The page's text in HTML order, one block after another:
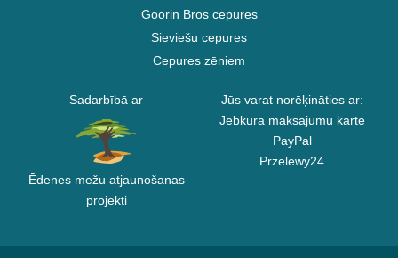
Goorin Bros cepures
Sieviešu cepures
Cepures zēniem
Sadarbībā ar
Ēdenes mežu atjaunošanas
projekti
Jūs varat norēķināties ar:
Jebkura maksājumu karte
PayPal
Przelewy24